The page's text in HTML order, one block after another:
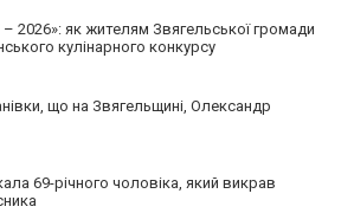
– 2026»: як жителям Звягельської громади
кулінарного конкурсу
що на Звягельщині, Олександр
69-річного чоловіка, який викрав